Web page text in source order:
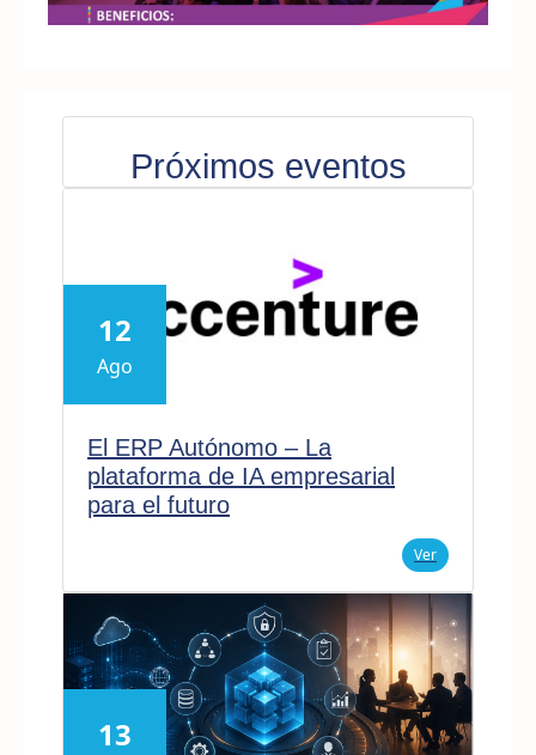
Próximos eventos
12
Ago
El ERP Autónomo – La
plataforma de IA empresarial
para el futuro
Ver
13